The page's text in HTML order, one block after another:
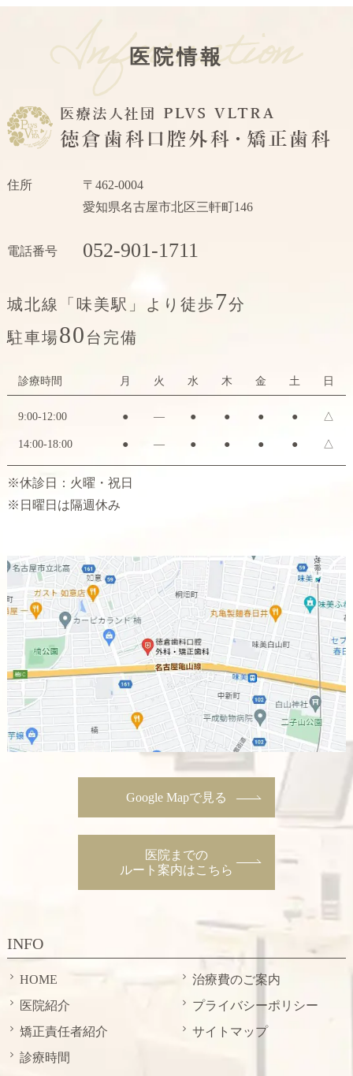
医院情報
住所
〒462-0004
愛知県名古屋市北区三軒町146
電話番号 052-901-1711
城北線「味美駅」より徒歩7分
駐車場80 台完備
診療時間 月 火 水 木 金 土 日
9:00-12:00 ● ― ● ● ● ● △
14:00-18:00 ● ― ● ● ● ● △
※休診日：火曜・祝日
※日曜日は隔週休み
Google Mapで見る
医院までの
ルート案内はこちら
INFO
HOME
医院紹介
矯正責任者紹介
診療時間
治療費のご案内
プライバシーポリシー
サイトマップ